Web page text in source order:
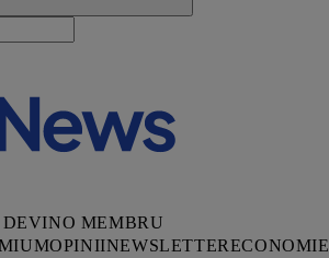
DEVINO MEMBRU
OPINIINEWSLETTERECONOMIE